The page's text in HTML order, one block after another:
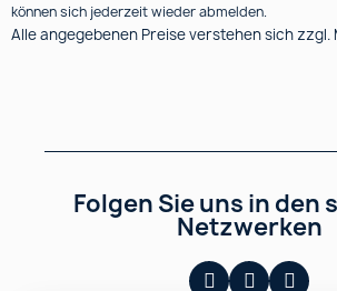
Folgen Sie uns in den